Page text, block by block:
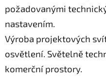
požadovanými
nastavením.
Výroba projektových
osvětlení. Světelně
komerční prostory.